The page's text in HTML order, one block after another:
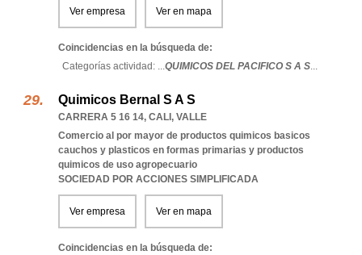
Ver empresa Ver en mapa
Coincidencias en la búsqueda de:
Categorías actividad: ...QUIMICOS DEL PACIFICO S A S...
Quimicos Bernal S A S
CARRERA 5 16 14, CALI , VALLE
Comercio al por mayor de productos quimicos basicos
cauchos y plasticos en formas primarias y productos
quimicos de uso agropecuario
SOCIEDAD POR ACCIONES SIMPLIFICADA
Ver empresa Ver en mapa
Coincidencias en la búsqueda de: